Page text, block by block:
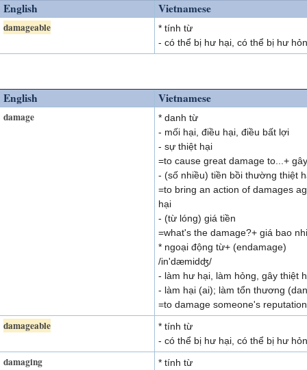
English Vietnamese
damageable
* tính từ
- có thể bị hư hại, có thể bị hư
English Vietnamese
damage
* danh từ
- mối hại, điều hại, điều bất lợi
- sự thiệt hại
=to cause great damage to...+
- (số nhiều) tiền bồi thường thiệt
=to bring an action of damages
hại
- (từ lóng) giá tiền
=what's the damage?+ giá bao
* ngoại động từ+ (endamage)
/in'dæmidʤ/
- làm hư hại, làm hỏng, gây thiệt
- làm hại (ai); làm tổn thương
=to damage someone's
damageable
* tính từ
- có thể bị hư hại, có thể bị hư
damaging
* tính từ